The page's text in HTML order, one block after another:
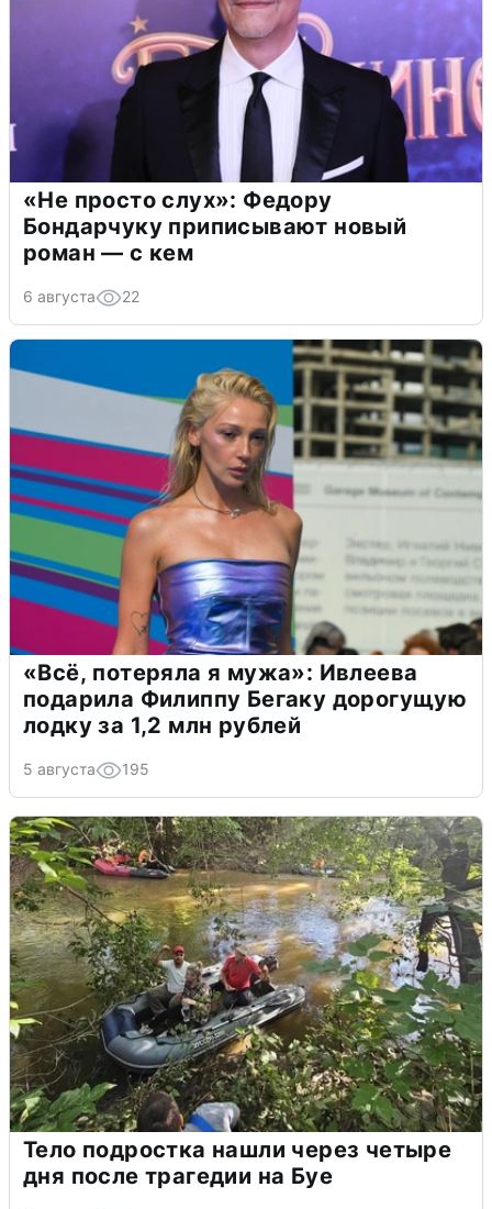
«Не просто слух»: Федору
Бондарчуку приписывают новый
роман — с кем
6 августа 22
«Всё, потеряла я мужа»: Ивлеева
подарила Филиппу Бегаку дорогущую
лодку за 1,2 млн рублей
5 августа 195
Тело подростка нашли через четыре
дня после трагедии на Буе